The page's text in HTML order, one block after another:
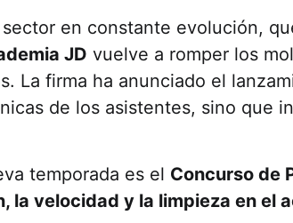
sector en constante evolución,
JD vuelve a romper los
La firma ha anunciado el
de los asistentes, sino que
temporada es el Concurso de
la velocidad y la limpieza en el